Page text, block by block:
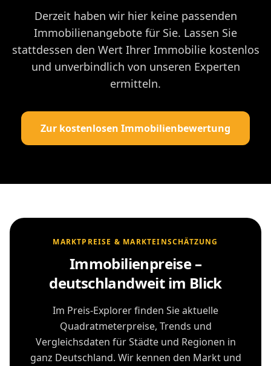
Derzeit haben wir hier keine passenden
Immobilienangebote für Sie. Lassen Sie
stattdessen den Wert Ihrer Immobilie kostenlos
und unverbindlich von unseren Experten
ermitteln.
Zur kostenlosen Immobilienbewertung
MARKTPREISE & MARKTEINSCHÄTZUNG
Immobilienpreise –
deutschlandweit im Blick
Im Preis-Explorer finden Sie aktuelle
Quadratmeterpreise, Trends und
Vergleichsdaten für Städte und Regionen in
ganz Deutschland. Wir kennen den Markt und